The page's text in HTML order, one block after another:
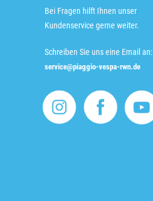
Bei Fragen hilft Ihnen unser
Kundenservice gerne weiter.
Schreiben Sie uns eine Email an:
service@piaggio-vespa-rwn.de